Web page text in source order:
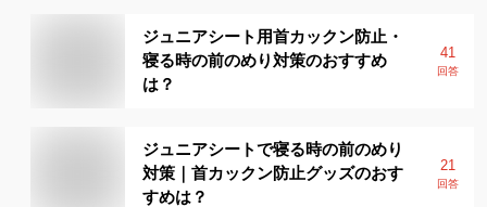
ジュニアシート用首カックン防止・
寝る時の前のめり対策のおすすめ
は？
41
回答
ジュニアシートで寝る時の前のめり
対策｜首カックン防止グッズのおす
すめは？
21
回答